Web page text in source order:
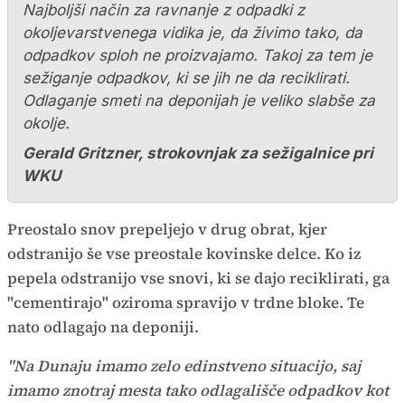
Najboljši način za ravnanje z odpadki z
okoljevarstvenega vidika je, da živimo tako, da
odpadkov sploh ne proizvajamo. Takoj za tem je
sežiganje odpadkov, ki se jih ne da reciklirati.
Odlaganje smeti na deponijah je veliko slabše za
okolje.
Gerald Gritzner, strokovnjak za sežigalnice pri
WKU
Preostalo snov prepeljejo v drug obrat, kjer
odstranijo še vse preostale kovinske delce. Ko iz
pepela odstranijo vse snovi, ki se dajo reciklirati, ga
"cementirajo" oziroma spravijo v trdne bloke. Te
nato odlagajo na deponiji.
"Na Dunaju imamo zelo edinstveno situacijo, saj
imamo znotraj mesta tako odlagališče odpadkov kot